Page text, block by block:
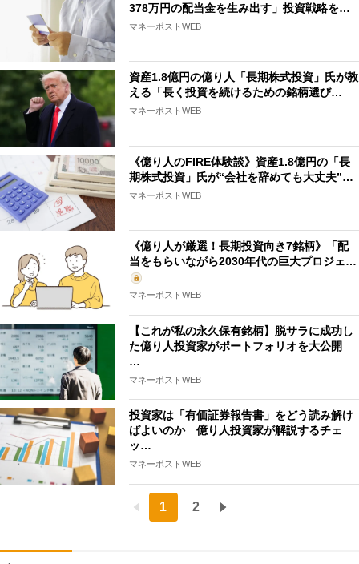
378万円の配当金を生み出す」投資戦略を…
マネーポストWEB
資産1.8億円の億り人「長期株式投資」氏が教
える「長く投資を続けるための銘柄選び…
マネーポストWEB
《億り人のFIRE体験談》資産1.8億円の「長
期株式投資」氏が“会社を辞めても大丈夫”…
マネーポストWEB
《億り人が厳選！長期投資向き7銘柄》「配
当をもらいながら2030年代の巨大プロジェ…
マネーポストWEB
【これが私の永久保有銘柄】脱サラに成功し
た億り人投資家がポートフォリオを大公開
…
マネーポストWEB
投資家は「有価証券報告書」をどう読み解け
ばよいのか 億り人投資家が解説するチェ
ッ…
マネーポストWEB
1 2